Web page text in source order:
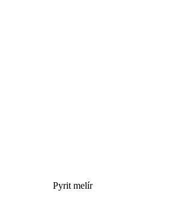
Pyrit melír